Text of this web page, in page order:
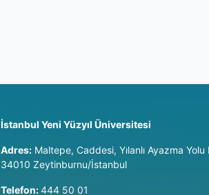
İstanbul Yeni Yüzyıl Üniversitesi
Adres: Maltepe, Caddesi, Yılanlı Ayazma Yolu
34010 Zeytinburnu/İstanbul
Telefon:444 50 01